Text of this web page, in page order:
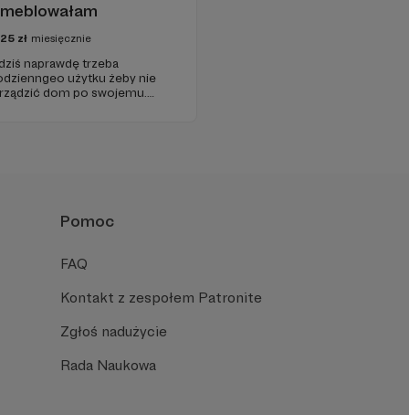
zł miesięcznie
naprawdę trzeba
użytku żeby nie
dom po swojemu.
Pomoc
FAQ
Kontakt z zespołem Patronite
Zgłoś nadużycie
Rada Naukowa